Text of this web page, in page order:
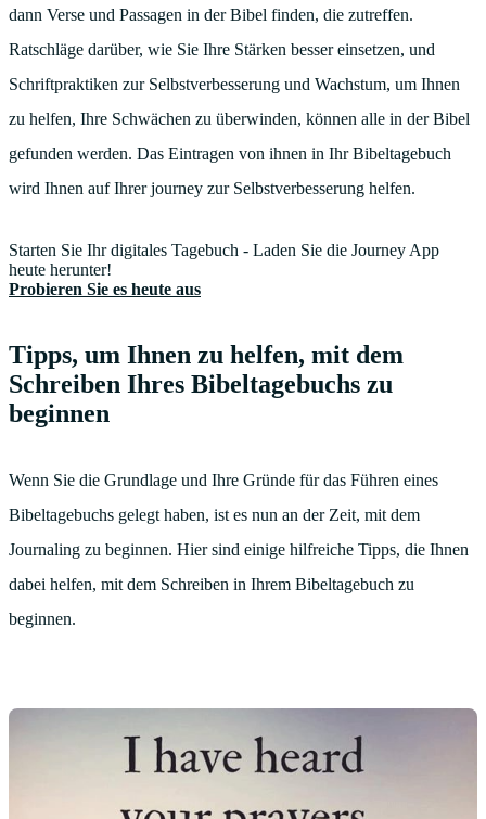
dann Verse und Passagen in der Bibel finden, die zutreffen.
Ratschläge darüber, wie Sie Ihre Stärken besser einsetzen, und
Schriftpraktiken zur Selbstverbesserung und Wachstum, um Ihnen
zu helfen, Ihre Schwächen zu überwinden, können alle in der Bibel
gefunden werden. Das Eintragen von ihnen in Ihr Bibeltagebuch
wird Ihnen auf Ihrer journey zur Selbstverbesserung helfen.
Starten Sie Ihr digitales Tagebuch - Laden Sie die Journey App
heute herunter!
Probieren Sie es heute aus
Tipps, um Ihnen zu helfen, mit dem
Schreiben Ihres Bibeltagebuchs zu
beginnen
Wenn Sie die Grundlage und Ihre Gründe für das Führen eines
Bibeltagebuchs gelegt haben, ist es nun an der Zeit, mit dem
Journaling zu beginnen. Hier sind einige hilfreiche Tipps, die Ihnen
dabei helfen, mit dem Schreiben in Ihrem Bibeltagebuch zu
beginnen.